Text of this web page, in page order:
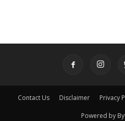
Contact Us Disclaimer Privacy
Powered by